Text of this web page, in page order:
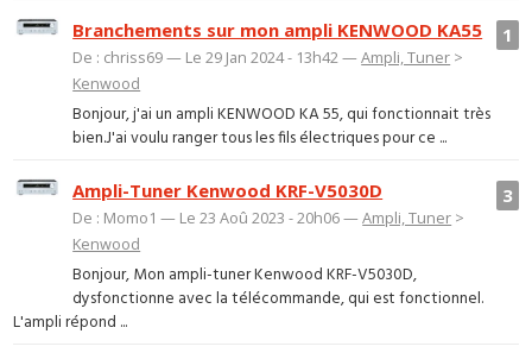
1
Branchements sur mon ampli KENWOOD KA55
De : chriss69 — Le 29 Jan 2024 - 13h42 —Ampli, Tuner >
Kenwood
Bonjour, j'ai un ampli KENWOOD KA 55, qui fonctionnait très
bien.J'ai voulu ranger tous les fils électriques pour ce ...
3
Ampli-Tuner Kenwood KRF-V5030D
De : Momo1 — Le 23 Aoû 2023 - 20h06 —Ampli, Tuner >
Kenwood
Bonjour, Mon ampli-tuner Kenwood KRF-V5030D,
dysfonctionne avec la télécommande, qui est fonctionnel.
L'ampli répond ...